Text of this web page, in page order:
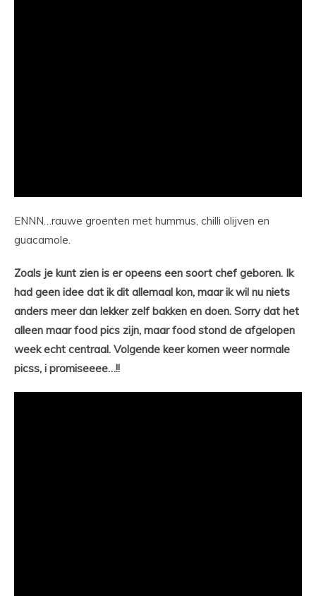
ENNN…rauwe groenten met hummus, chilli olijven en
guacamole.
Zoals je kunt zien is er opeens een soort chef geboren. Ik
had geen idee dat ik dit allemaal kon, maar ik wil nu niets
anders meer dan lekker zelf bakken en doen. Sorry dat het
alleen maar food pics zijn, maar food stond de afgelopen
week echt centraal. Volgende keer komen weer normale
picss, i promiseeee…!!